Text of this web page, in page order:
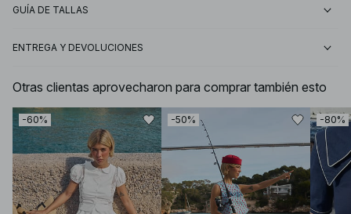
GUÍA DE TALLAS
ENTREGA Y DEVOLUCIONES
Otras clientas aprovecharon para comprar también esto
-60% -50% -80%